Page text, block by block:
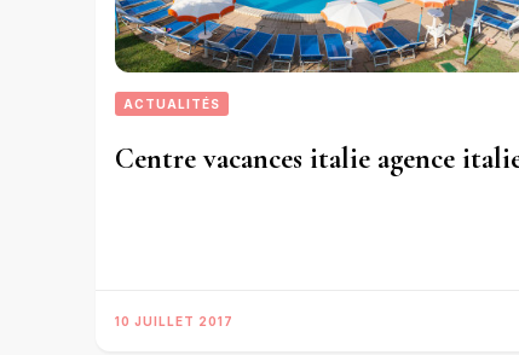
ACTUALITÉS
Centre vacances italie agence
10 JUILLET 2017